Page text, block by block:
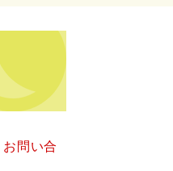
問い合